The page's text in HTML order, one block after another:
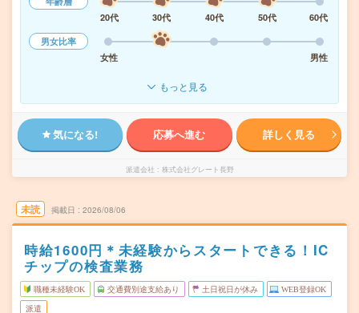
20代
30代 40代 50代
60代
男女比率
女性
男性
もっと見る
気になる! 応募へ進む 詳しく見る
派遣会社 株式会社グレート長野
未読 掲載日 2026/08/06
時給1600円＊未経験からスタートできる！IC
チップの検査業務
職種未経験OK 交通費別途支給あり 土日祝日が休み WEB登録OK
派遣